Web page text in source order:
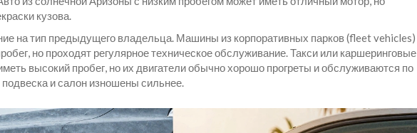
кузова.
на тип предыдущего владельца. Машины из корпоративных парков (fleet vehicles)
но проходят регулярное техническое обслуживание. Такси или каршеринговые
высокий пробег, но их двигатели обычно хорошо прогреты и обслуживаются по
и салон изношены сильнее.